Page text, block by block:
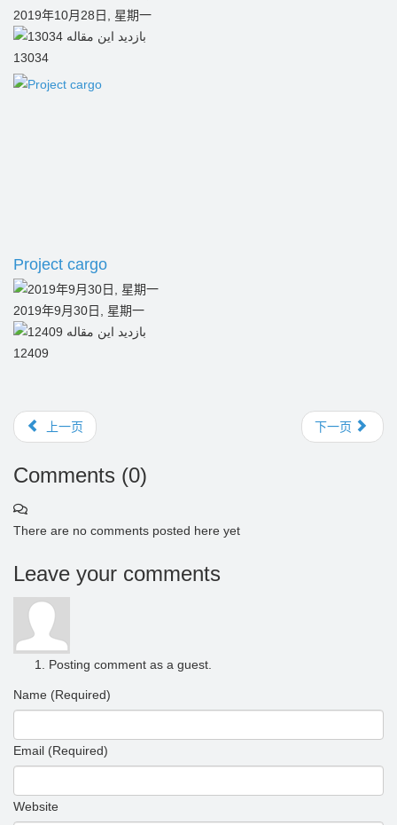
2019年10月28日, 星期一
13034
Project cargo
2019年9月30日, 星期一
12409
上一页 下一页
Comments (0)
There are no comments posted here yet
Leave your comments
Posting comment as a guest.
Name (Required)
Email (Required)
Website